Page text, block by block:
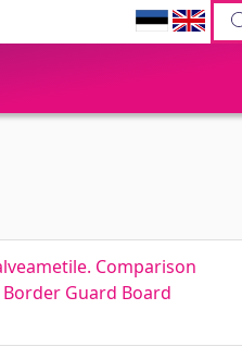
Comparison
Guard Board